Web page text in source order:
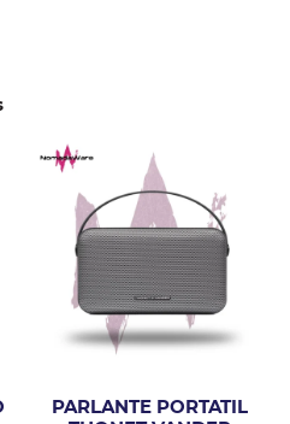
PARLANTE PORTATIL